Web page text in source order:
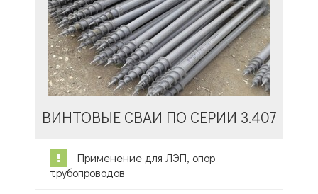
ВИНТОВЫЕ СВАИ ПО СЕРИИ 3.407
Применение для ЛЭП, опор
трубопроводов